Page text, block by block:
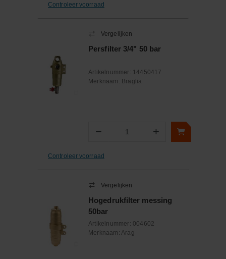
Controleer voorraad
Vergelijken
Persfilter 3/4" 50 bar
Artikelnummer: 14450417
Merknaam: Braglia
− Aantal +
Controleer voorraad
Vergelijken
Hogedrukfilter messing
50bar
Artikelnummer: 004602
Merknaam: Arag